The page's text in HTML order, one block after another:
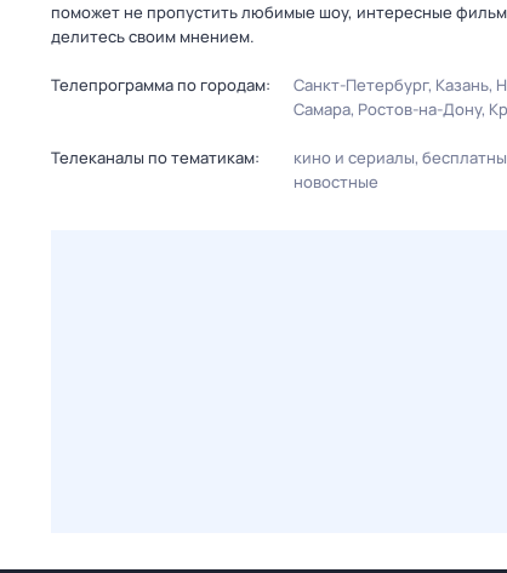
поможет не пропустить любимые шоу, интересные
делитесь своим мнением.
Телепрограмма по городам: Санкт-Петербург Казань
Самара Ростов-на-Дону
Телеканалы по тематикам: кино и сериалы
новостные